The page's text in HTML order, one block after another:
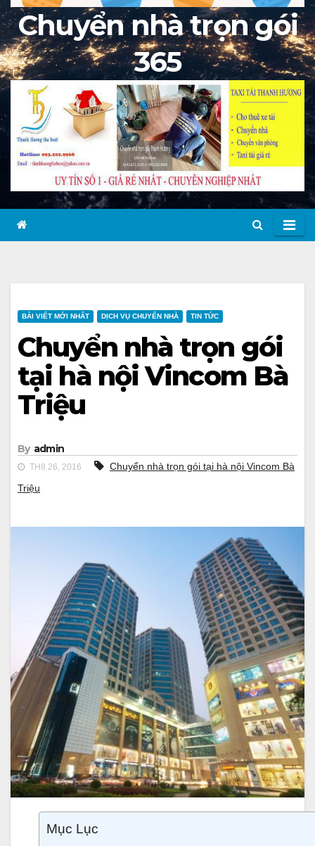
Chuyển nhà trọn gói
365
BÀI VIẾT MỚI NHẤT DỊCH VỤ CHUYỂN NHÀ TIN TỨC
Chuyển nhà trọn gói
tại hà nội Vincom Bà
Triệu
By admin
TH8 26, 2016
Chuyển nhà trọn gói tại hà nội Vincom Bà
Triệu
Mục Lục